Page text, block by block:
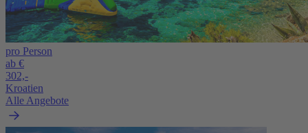
pro Person
ab €
302,-
Kroatien
Alle Angebote